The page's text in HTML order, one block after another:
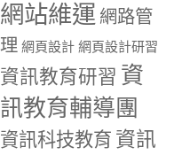
網站維運 網路管
理 網頁設計 網頁設計研習
資訊教育研習 資
訊教育輔導團
資訊科技教育 資訊